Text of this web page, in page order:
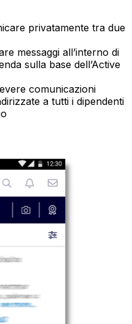
privatamente tra due
messaggi all’interno di
sulla base dell’Active
comunicazioni
a tutti i dipendenti